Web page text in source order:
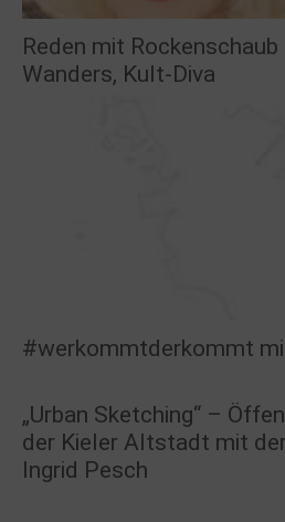
Reden mit
Wanders, Kult-Diva
#werkommtderkommt
„Urban Sketching“ –
der Kieler Altstadt mit
Ingrid Pesch